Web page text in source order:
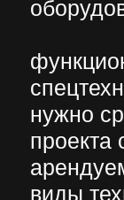
УСЛУГИ
НАШ
О НАС
ОТЗЫВЫ